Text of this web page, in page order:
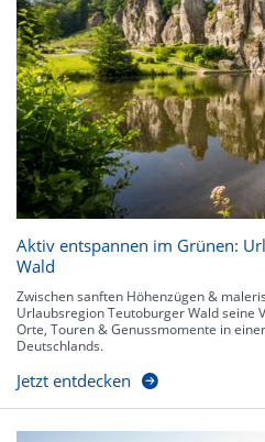
Aktiv entspannen im Grünen:
Wald
Zwischen sanften Höhenzügen &
Urlaubsregion Teutoburger Wald seine
Orte, Touren & Genussmomente in
Deutschlands.
Jetzt entdecken